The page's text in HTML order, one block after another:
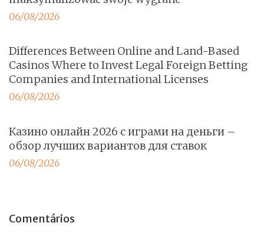
06/08/2026
Differences Between Online and Land-Based
Casinos Where to Invest Legal Foreign Betting
Companies and International Licenses
06/08/2026
Казино онлайн 2026 с играми на деньги –
обзор лучших вариантов для ставок
06/08/2026
Comentários